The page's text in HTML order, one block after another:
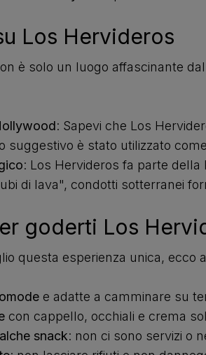
Los Hervideros
è solo un luogo affascinante
: Sapevi che Los
suggestivo è stato utilizzato
: Los Hervideros fa parte della
di lava", condotti sotterranei
goderti Los
questa esperienza unica, ecco
e adatte a camminare su
con cappello, occhiali e crema
snack: non ci sono servizi o